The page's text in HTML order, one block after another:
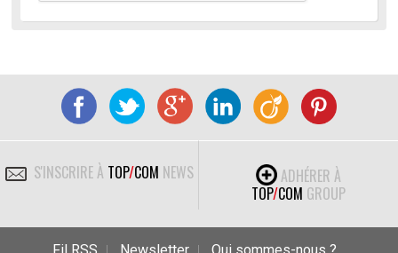
S'INSCRIRE À TOP/COM NEWS
ADHÉRER À
TOP/COM GROUP
Fil RSS Newsletter
Qui sommes-nous ?